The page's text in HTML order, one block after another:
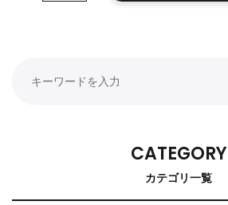
CATEGORY
カテゴリ一覧